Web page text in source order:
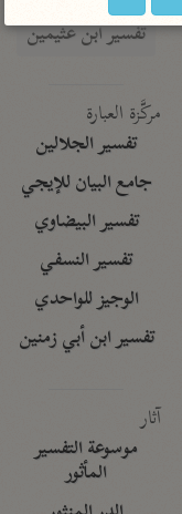
تفسير ابن عثيمين
مركَّزة العبارة
تفسير الجلالين
جامع البيان للإيجي
تفسير البيضاوي
تفسير النسفي
الوجيز للواحدي
تفسير ابن أبي زمنين
آثار
موسوعة التفسير
المأثور